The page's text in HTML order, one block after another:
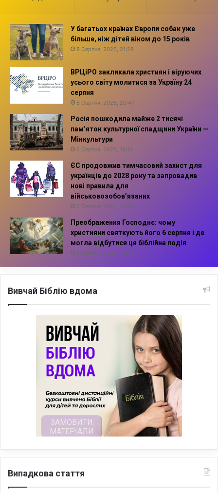
У багатьох країнах Європи собак уже
більше, ніж дітей віком до 15 років
8 Серпня, 2026, 21:28
ВРЦіРО закликала християн і віруючих
усього світу молитися за Україну 24
серпня
8 Серпня, 2026, 20:47
Росія пошкодила майже 2 тисячі
пам’яток культурної спадщини України —
Мінкультури
6 Серпня, 2026, 14:10
ЄС продовжив тимчасовий захист для
українців до 2028 року та запровадив
нові правила для
військовозобов’язаних
6 Серпня, 2026, 13:57
Преображення Господнє: чому
християни святкують його 6 серпня і де
могла відбутися ця біблійна подія
6 Серпня, 2026, 13:42
Вивчай Біблію вдома
Випадкова стаття